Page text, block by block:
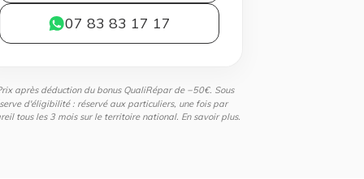
07 83 83 17 17
après déduction du bonus QualiRépar de −50€. Sous
d'éligibilité : réservé aux particuliers, une fois par
tous les 3 mois sur le territoire national. En savoir plus.